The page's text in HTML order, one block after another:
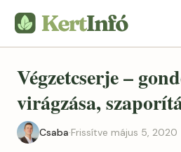
Végzetcserje –
virágzása,
Csaba·Frissítve május 5, 2020